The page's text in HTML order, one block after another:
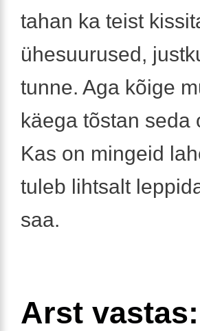
tahan ka teist
ühesuurused,
tunne. Aga kõige
käega tõstan seda
Kas on mingeid
tuleb lihtsalt
saa.
Arst vastas: